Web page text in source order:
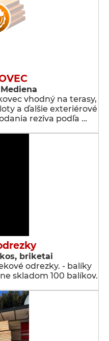
vhodný na terasy,
a ďalšie exteriérové
reziva podľa …
briketai
odrezky. - balíky
skladom 100 balíkov.